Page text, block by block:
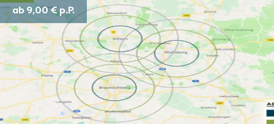
ab 9,00 €p.P.